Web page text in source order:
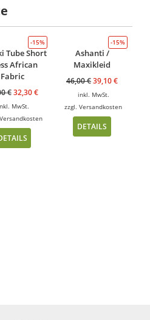
-15%
Tube Short
African
Fabric
€ 32,30€
MwSt.
Versandkosten
-15%
Ashanti /
Maxikleid
46,00€39,10€
inkl. MwSt.
zzgl.Versandkosten
DETAILS